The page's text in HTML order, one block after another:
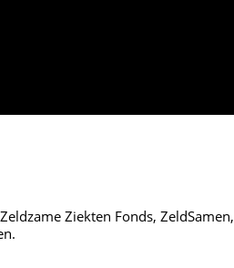
Ziekten Fonds, ZeldSamen,